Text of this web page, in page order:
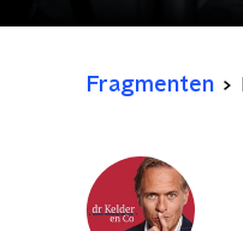
Fragmenten